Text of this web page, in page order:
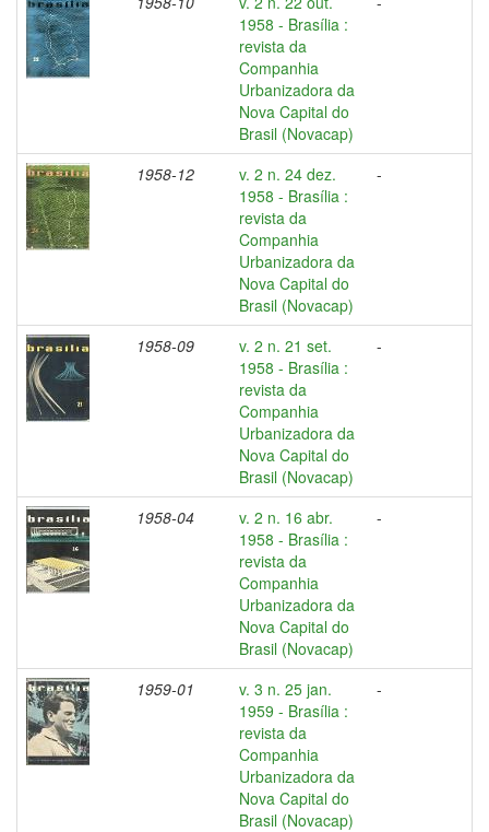
1958 - Brasília :
revista da
Companhia
Urbanizadora da
Nova Capital do
Brasil (Novacap)
1958-12
v. 2 n. 24 dez.
1958 - Brasília :
revista da
Companhia
Urbanizadora da
Nova Capital do
Brasil (Novacap)
-
1958-09
v. 2 n. 21 set.
1958 - Brasília :
revista da
Companhia
Urbanizadora da
Nova Capital do
Brasil (Novacap)
-
1958-04
v. 2 n. 16 abr.
1958 - Brasília :
revista da
Companhia
Urbanizadora da
Nova Capital do
Brasil (Novacap)
-
1959-01
v. 3 n. 25 jan.
1959 - Brasília :
revista da
Companhia
Urbanizadora da
Nova Capital do
Brasil (Novacap)
-